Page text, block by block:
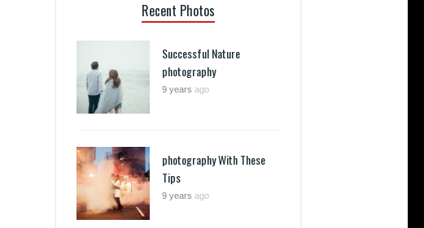
Recent Photos
Successful Nature
photography
9 years ago
photography With These
Tips
9 years ago